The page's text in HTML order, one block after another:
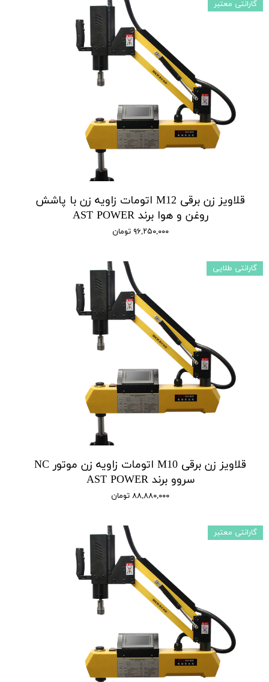
قلاویز زن برقی M12 اتومات زاویه زن با پاشش
روغن و هوا برند AST POWER
۹۶,۲۵۰,۰۰۰ تومان
گارانتی معتبر
قلاویز زن برقی M10 اتومات زاویه زن موتور NC
سروو برند AST POWER
۸۸,۸۸۰,۰۰۰ تومان
گارانتی طلایی
گارانتی معتبر